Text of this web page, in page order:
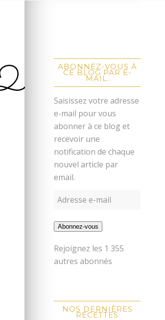
ABONNEZ-VOUS À
CE BLOG PAR E-
MAIL.
Saisissez votre adresse
e-mail pour vous
abonner à ce blog et
recevoir une
notification de chaque
nouvel article par
email.
Abonnez-vous
Rejoignez les 1 355
autres abonnés
NOS DERNIÈRES
RECETTES